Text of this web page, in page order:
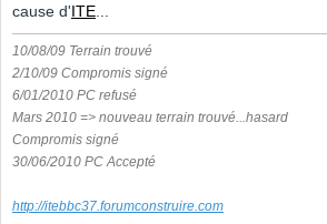
cause d'ITE...
10/08/09 Terrain trouvé
2/10/09 Compromis signé
6/01/2010 PC refusé
Mars 2010 => nouveau terrain trouvé...hasard
Compromis signé
30/06/2010 PC Accepté
http://itebbc37.forumconstruire.com